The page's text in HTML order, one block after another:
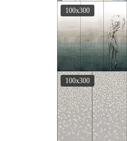
100x300
100x300